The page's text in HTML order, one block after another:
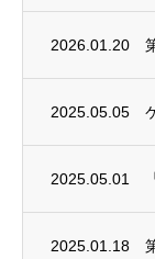
2026.01.20
2025.05.05
2025.05.01
2025.01.18